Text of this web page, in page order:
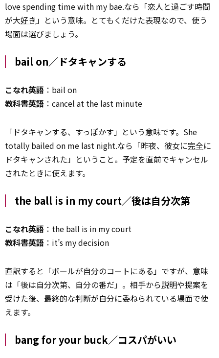
love spending time with my bae.なら「恋人と過ごす時間
が大好き」という意味。とてもくだけた表現なので、使う
場面は選びましょう。
bail on／ドタキャンする
こなれ英語 ：bail on
教科書英語 ：cancel at the last minute
「ドタキャンする、すっぽかす」という意味です。She
totally bailed on me last night.なら「昨夜、彼女に完全に
ドタキャンされた」ということ。予定を直前でキャンセル
されたときに使えます。
the ball is in my court／後は自分次第
こなれ英語 ：the ball is in my court
教科書英語 ：it’s my decision
直訳すると「ボールが自分のコートにある」ですが、意味
は「後は自分次第、自分の番だ」。相手から説明や提案を
受けた後、最終的な判断が自分に委ねられている場面で使
えます。
bang for your buck／コスパがいい